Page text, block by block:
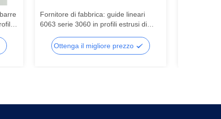
Fornitore di fabbrica: guide lineari
6063 serie 3060 in profili estrusi di
attrezzature per banchi di lavoro
Ottenga il migliore prezzo